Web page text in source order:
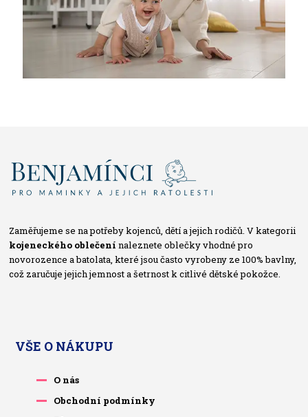
Zaměřujeme se na potřeby kojenců, dětí a jejich rodičů. V kategorii
kojeneckého oblečení naleznete oblečky vhodné pro
novorozence a batolata, které jsou často vyrobeny ze 100% bavlny,
což zaručuje jejich jemnost a šetrnost k citlivé dětské pokožce.
VŠE O NÁKUPU
O nás
Obchodní podmínky